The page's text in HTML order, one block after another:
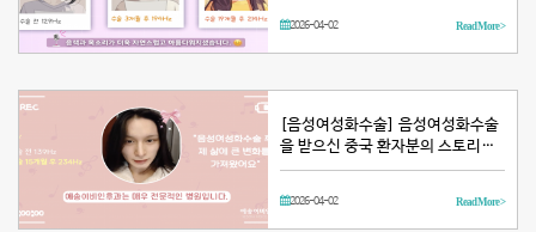
2026-04-02 Read More >
[음성여성화수술] 음성여성화수술
을 받으신 중국 환자분의 스토리…
2026-04-02 Read More >